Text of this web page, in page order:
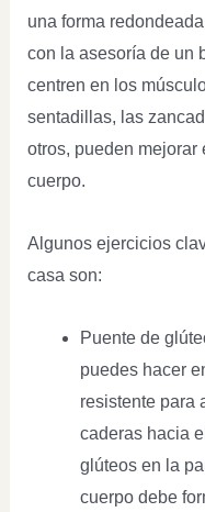
una forma
con la asesoría de un
centren en los
sentadillas, las
otros, pueden mejorar
cuerpo.
Algunos ejercicios
casa son:
Puente de
puedes hacer
resistente para
caderas hacia
glúteos en la
cuerpo debe